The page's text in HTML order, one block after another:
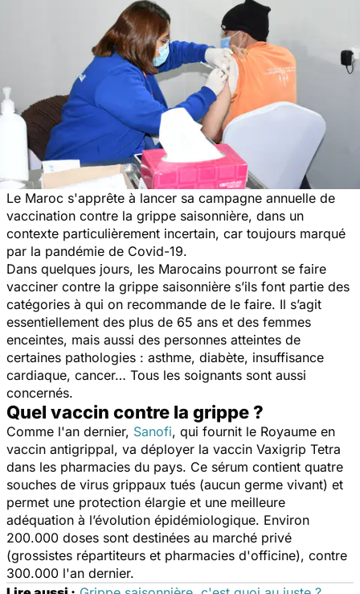
Le Maroc s'apprête à lancer sa campagne annuelle de
vaccination contre la grippe saisonnière, dans un
contexte particulièrement incertain, car toujours marqué
par la pandémie de Covid-19.
Dans quelques jours, les Marocains pourront se faire
vacciner contre la grippe saisonnière s’ils font partie des
catégories à qui on recommande de le faire. Il s’agit
essentiellement des plus de 65 ans et des femmes
enceintes, mais aussi des personnes atteintes de
certaines pathologies : asthme, diabète, insuffisance
cardiaque, cancer… Tous les soignants sont aussi
concernés.
Quel vaccin contre la grippe ?
Comme l'an dernier, Sanofi, qui fournit le Royaume en
vaccin antigrippal, va déployer la vaccin Vaxigrip Tetra
dans les pharmacies du pays. Ce sérum contient quatre
souches de virus grippaux tués (aucun germe vivant) et
permet une protection élargie et une meilleure
adéquation à l’évolution épidémiologique. Environ
200.000 doses sont destinées au marché privé
(grossistes répartiteurs et pharmacies d'officine), contre
300.000 l'an dernier.